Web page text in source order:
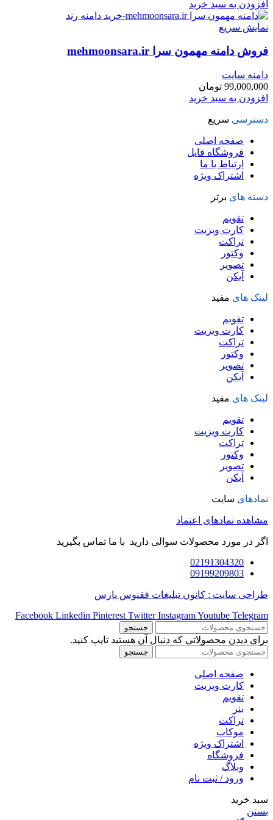
افزودن به سبد خرید
نمایش سریع
فروش دامنه مهمون سرا mehmoonsara.ir
دامنه سایت
99,000,000 تومان
افزودن به سبد خرید
دسترسی سریع
صفحه اصلی
فروشگاه فایل
ارتباط با ما
اشتراک ویژه
دسته های برتر
تقویم
کارت ویزیت
تراکت
وکتور
تصویر
آیکن
لینک های مفید
تقویم
کارت ویزیت
تراکت
وکتور
تصویر
آیکن
لینک های مفید
تقویم
کارت ویزیت
تراکت
وکتور
تصویر
آیکن
نمادهای سایت
مشاهده نمادهای اعتماد
اگر در مورد محصولات سوالی دارید با ما تماس بگیرید
02191304320
09199209803
طراحی سایت : کانون تبلیغات ققنوس پارس
Facebook Linkedin Pinterest Twitter InstagramYoutube Telegram
جستجو
برای دیدن محصولاتی که دنبال آن هستید تایپ کنید.
جستجو
صفحه اصلی
کارت ویزیت
تقویم
بنر
تراکت
موکاپ
اشتراک ویژه
فروشگاه
وبلاگ
ورود / ثبت نام
سبد خرید
بستن